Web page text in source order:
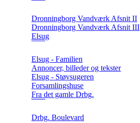
Dronningborg Vandværk Afsnit II
Dronningborg Vandværk Afsnit III
Elsug
Elsug - Familien
Annoncer, billeder og tekster
Elsug - Støvsugeren
Forsamlingshuse
Fra det gamle Drbg.
Drbg. Boulevard